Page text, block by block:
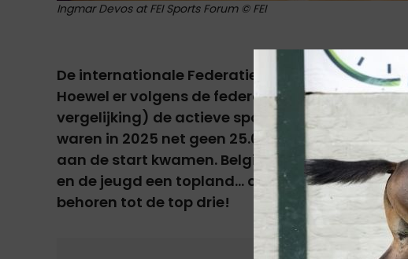
Ingmar Devos at FEI Sports Forum © FEI
De internationale Federatie heeft haar
Hoewel er volgens de federatie miljoenen
vergelijking) de actieve sport beoefenaars
waren in 2025 net geen 25.000 FEI
aan de start kwamen. België bleek niet alleen
en de jeugd een topland... ook het aantal
behoren tot de top drie!